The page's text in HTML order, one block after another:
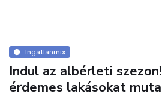
Ingatlanmix
Indul az albérleti
érdemes lakásokat